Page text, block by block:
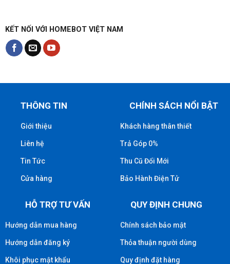
KẾT NỐI VỚI HOMEBOT VIỆT NAM
THÔNG TIN
Giới thiệu
Liên hệ
Tin Tức
Cửa hàng
CHÍNH SÁCH NỔI BẬT
Khách hàng thân thiết
Trả Góp 0%
Thu Cũ Đổi Mới
Bảo Hành Điện Tử
HỖ TRỢ TƯ VẤN
Hướng dẫn mua hàng
Hướng dẫn đăng ký
Khôi phục mật khẩu
QUY ĐỊNH CHUNG
Chính sách bảo mật
Thỏa thuận người dùng
Quy định đặt hàng